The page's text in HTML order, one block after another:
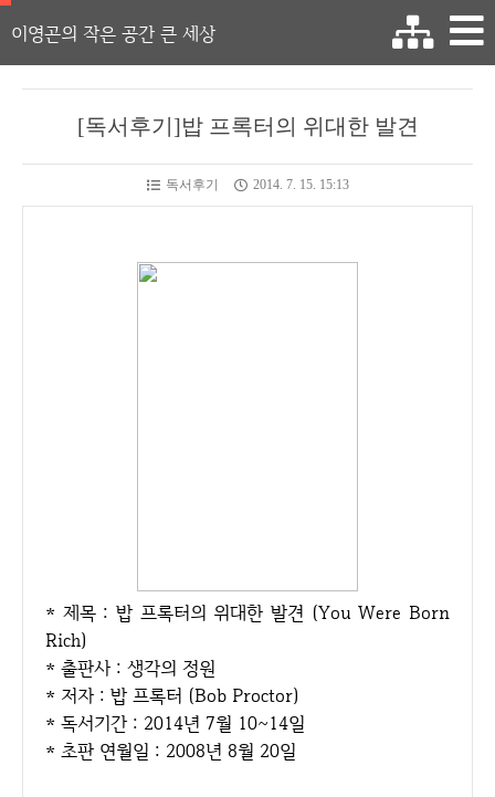
이영곤의 작은 공간 큰 세상
[독서후기]밥 프록터의 위대한 발견
독서후기 2014. 7. 15. 15:13
* 제목 : 밥 프록터의 위대한 발견 (You Were Born
Rich)
* 출판사 : 생각의 정원
* 저자 : 밥 프록터 (Bob Proctor)
* 독서기간 : 2014년 7월 10~14일
* 초판 연월일 : 2008년 8월 20일